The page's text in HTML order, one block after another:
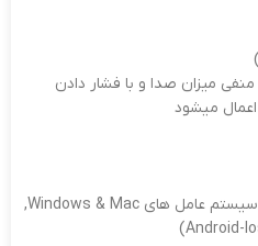
میزان صدا و با فشار دادن
میشود
لپ تاپ و کامپیوترهای خانگی, |, سیستم عامل های Windows & Mac,